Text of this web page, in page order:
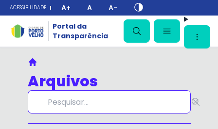
ACESSIBILIDADE A+ A
A-
Portal da
Transparência
Principal
Arquivos
✕